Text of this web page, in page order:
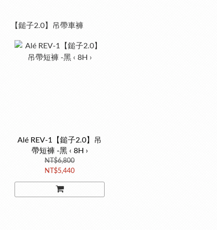
【鎚子2.0】吊帶車褲
Alé REV-1【鎚子2.0】吊
帶短褲 -黑 ‹ 8H ›
NT$6,800
NT$5,440